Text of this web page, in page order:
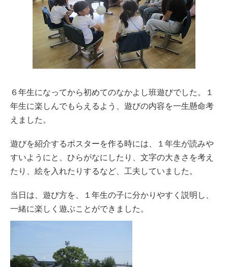
６年生になってから初めてのなかよし班遊びでした。１
年生に楽しんでもらえるよう、遊びの内容を一生懸命考
えました。
遊びを紹介するポスターを作る時には、１年生が読みや
すいようにと、ひらがなにしたり、文字の大きさを考え
たり、絵を入れたりするなど、工夫していました。
当日は、遊び方を、１年生の子に分かりやすく説明し、
一緒に楽しく遊ぶことができました。